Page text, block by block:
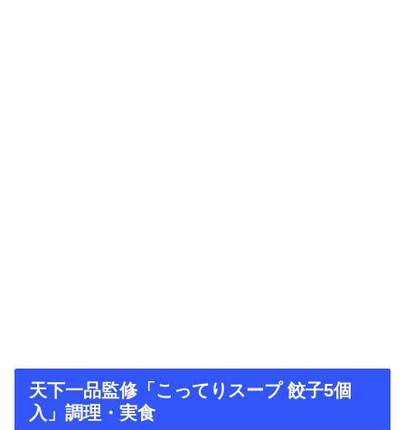
天下一品監修「こってりスープ 餃子5個
入」調理・実食